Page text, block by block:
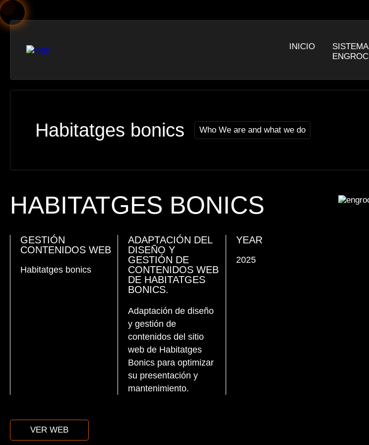
INICIO
SISTEMA
ENGROC
Habitatges bonics Who We are and what we do
HABITATGES BONICS
GESTIÓN
CONTENIDOS WEB
Habitatges bonics
ADAPTACIÓN DEL
DISEÑO Y
GESTIÓN DE
CONTENIDOS WEB
DE HABITATGES
BONICS.
Adaptación de diseño
y gestión de
contenidos del sitio
web de Habitatges
Bonics para optimizar
su presentación y
mantenimiento.
YEAR
2025
VER WEB